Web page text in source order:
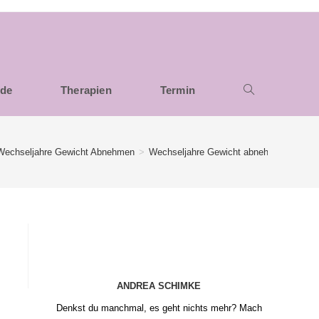
Therapien Termin
Gewicht Abnehmen > Wechseljahre Gewicht abnehmen;
ANDREA SCHIMKE
Denkst du manchmal, es geht nichts mehr? Mach